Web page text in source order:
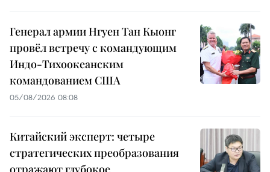
Генерал армии Нгуен Тан Кыонг
провёл встречу с командующим
Индо-Тихоокеанским
командованием США
05/08/2026 08:08
Китайский эксперт: четыре
стратегических преобразования